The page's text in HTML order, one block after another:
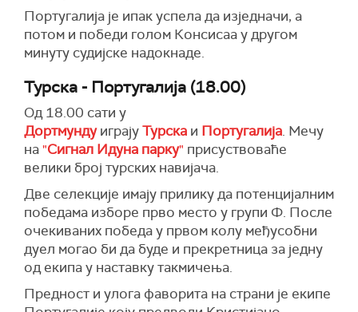
Португалија је ипак успела да изједначи, а
потом и победи голом Консисаа у другом
минуту судијске надокнаде.
Турска - Португалија (18.00)
Од 18.00 сати у
ДортмундуиграјуТурска и Португалија. Мечу
на"Сигнал Идуна парку" присуствоваће
велики број турских навијача.
Две селекције имају прилику да потенцијалним
победама изборе прво место у групи Ф. После
очекиваних победа у првом колу међусобни
дуел могао би да буде и прекретница за једну
од екипа у наставку такмичења.
Предност и улога фаворита на страни је екипе